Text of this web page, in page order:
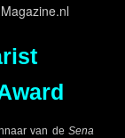
van deSena